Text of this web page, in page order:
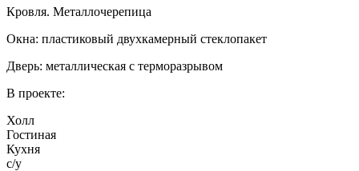
Кровля. Металлочерепица
Окна: пластиковый двухкамерный стеклопакет
Дверь: металлическая с терморазрывом
В проекте:
Холл
Гостиная
Кухня
с/у